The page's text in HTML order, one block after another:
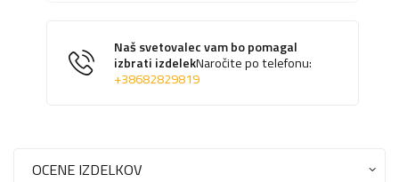
Naš svetovalec vam bo pomagal
izbrati izdelekNaročite po telefonu:
+38682829819
OCENE IZDELKOV